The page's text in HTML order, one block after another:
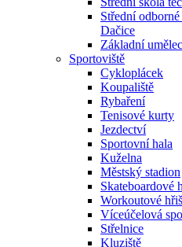
Střední
Dačice
Základní
Sportoviště
Cykloplácek
Koupaliště
Rybaření
Tenisové kurty
Jezdectví
Sportovní hala
Kuželna
Městský stadion
Skateboardové
Workoutové
Víceúčelová
Střelnice
Kluziště